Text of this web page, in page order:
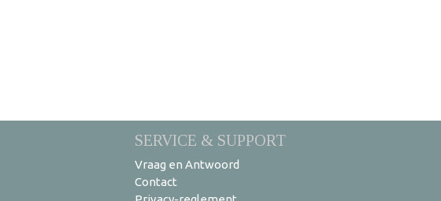
SERVICE & SUPPORT
Vraag en Antwoord
Contact